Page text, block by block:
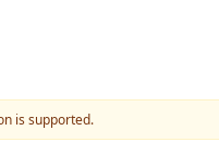
is supported.